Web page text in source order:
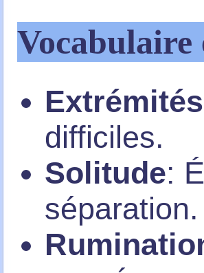
Vocabulaire
Extrémités
difficiles.
Solitude:
séparation.